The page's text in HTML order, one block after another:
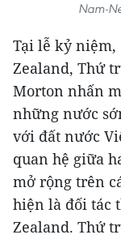
Nam-
Tại lễ kỷ
Zealand, Thứ
Morton nhấn
những nước
với đất nước
quan hệ giữa
mở rộng trên
hiện là đối tác
Zealand. Thứ